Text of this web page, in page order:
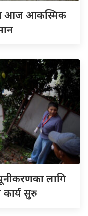
आज आकस्मिक
लागि
कार्य सुरु